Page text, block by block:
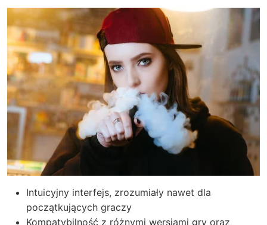
Intuicyjny interfejs, zrozumiały nawet dla
początkujących graczy
Kompatybilność z różnymi wersjami gry oraz